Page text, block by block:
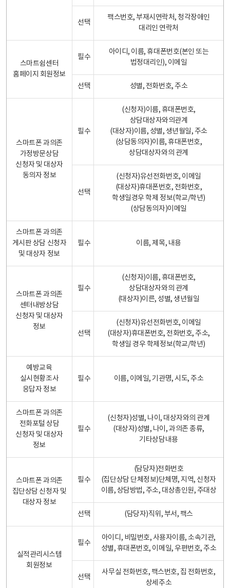
선택
팩스번호, 부재시연락처, 청각장애인
대리인 연락처
스마트쉼센터
홈페이지 회원정보
필수
아이디, 이름, 휴대폰번호(본인 또는
법정대리인), 이메일
선택 성별, 전화번호, 주소
스마트폰 과의존
가정방문상담
신청자 및 대상자
동의자 정보
필수
(신청자)이름, 휴대폰번호,
상담대상자와의관계
(대상자)이름, 성별, 생년월일, 주소
(상담동의자)이름, 휴대폰번호,
상담대상자와의 관계
선택
(신청자)유선전화번호, 이메일
(대상자)휴대폰번호, 전화번호,
학생일경우 학제 정보(학교/학년)
(상담동의자)이메일
스마트폰 과의존
게시판 상담 신청자
및 대상자 정보
필수 이름, 제목, 내용
스마트폰 과의존
센터내방상담
신청자 및 대상자
정보
필수
(신청자)이름, 휴대폰번호,
상담대상자와의 관계
(대상자)이른, 성별, 생년월일
선택
(신청자)유선전화번호, 이메일
(대상자)휴대폰번호, 전화번호, 주소,
학생일 경우 학제정보(학교/학년)
예방교육
실시현황조사
응답자 정보
필수 이름, 이메일, 기관명, 시도, 주소
스마트폰 과의존
전화포털 상담
신청자 및 대상자
정보
필수
(신청자)성별, 나이, 대상자와의 관계
(대상자)성별, 나이, 과의존 종류,
기타상담내용
스마트폰 과의존
집단상담 신청자 및
대상자 정보
필수
(담당자)전화번호
(집단상담 단체정보)단체명, 지역, 신청자
이름, 상담방법, 주소, 대상총인원, 주대상
선택 (담당자)직위, 부서, 팩스
실적관리시스템
회원정보
필수
아이디, 비밀번호, 사용자이름, 소속기관,
성별, 휴대폰번호, 이메일, 우편번호, 주소
선택
사무실 전화번호, 팩스번호, 집 전화번호,
상세주소